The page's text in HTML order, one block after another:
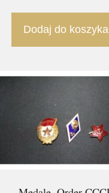
Dodaj do koszyka